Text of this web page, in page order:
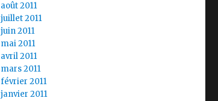
août 2011
juillet 2011
juin 2011
mai 2011
avril 2011
mars 2011
février 2011
janvier 2011